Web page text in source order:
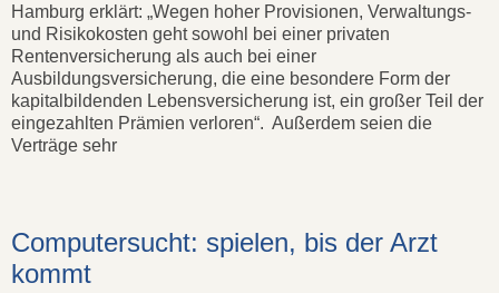
Hamburg erklärt: „Wegen hoher Provisionen, Verwaltungs-
und Risikokosten geht sowohl bei einer privaten
Rentenversicherung als auch bei einer
Ausbildungsversicherung, die eine besondere Form der
kapitalbildenden Lebensversicherung ist, ein großer Teil der
eingezahlten Prämien verloren“. Außerdem seien die
Verträge sehr
Computersucht: spielen, bis der Arzt
kommt